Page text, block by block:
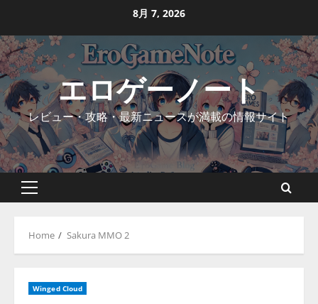
content
8月 7, 2026
エロゲーノート
レビュー・攻略・最新ニュースが満載の情報サイト
Primary
Home Sakura MMO 2
Winged Cloud